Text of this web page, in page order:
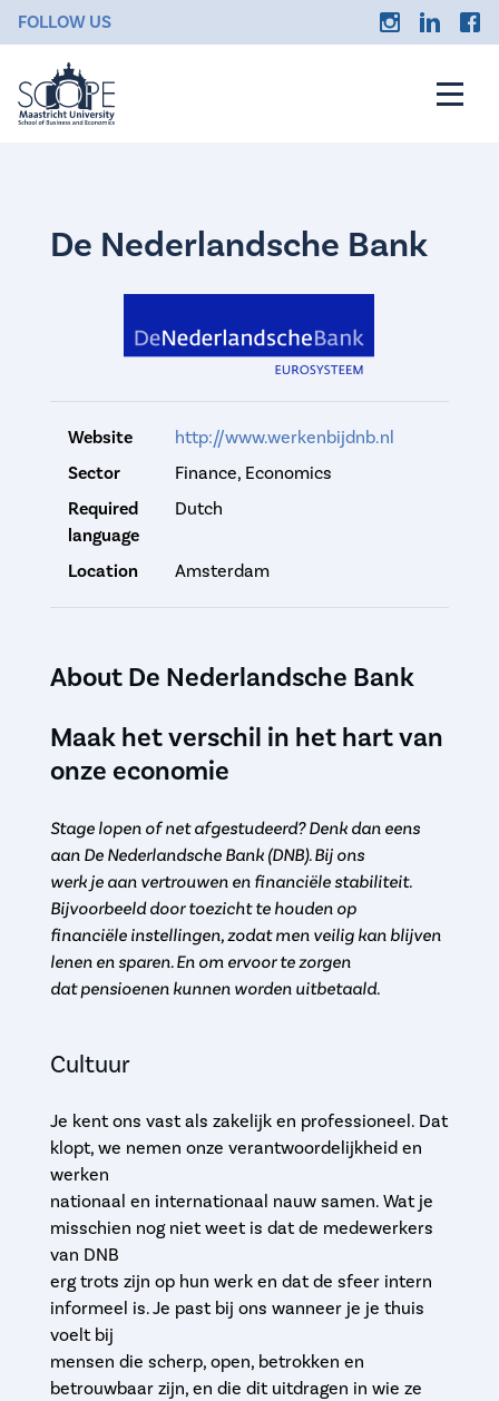
FOLLOW US
De Nederlandsche Bank
Website
http://www.werkenbijdnb.nl
Sector
Finance, Economics
Required
language
Dutch
Location Amsterdam
About De Nederlandsche Bank
Maak het verschil in het hart van
onze economie
Stage lopen of net afgestudeerd? Denk dan eens
aan De Nederlandsche Bank (DNB). Bij ons
werk je aan vertrouwen en financiële stabiliteit.
Bijvoorbeeld door toezicht te houden op
financiële instellingen, zodat men veilig kan blijven
lenen en sparen. En om ervoor te zorgen
dat pensioenen kunnen worden uitbetaald.
Cultuur
Je kent ons vast als zakelijk en professioneel. Dat
klopt, we nemen onze verantwoordelijkheid en
werken
nationaal en internationaal nauw samen. Wat je
misschien nog niet weet is dat de medewerkers
van DNB
erg trots zijn op hun werk en dat de sfeer intern
informeel is. Je past bij ons wanneer je je thuis
voelt bij
mensen die scherp, open, betrokken en
betrouwbaar zijn, en die dit uitdragen in wie ze